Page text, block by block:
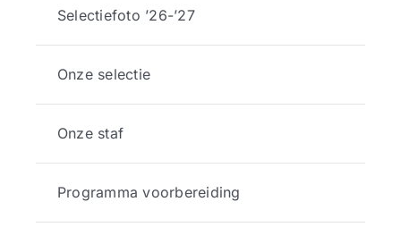
Selectiefoto ’26-’27
Onze selectie
Onze staf
Programma voorbereiding